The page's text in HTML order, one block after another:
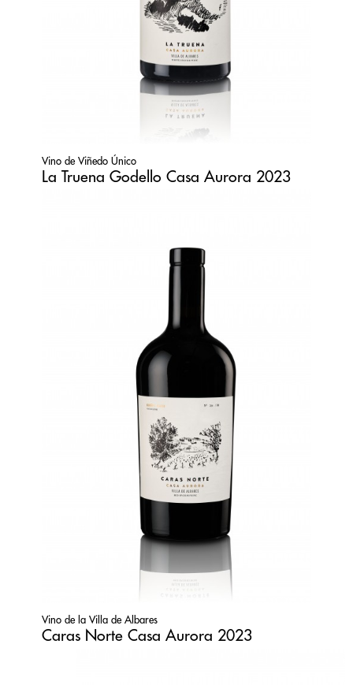
Vino de Viñedo Único
La Truena Godello Casa Aurora 2023
Vino de la Villa de Albares
Caras Norte Casa Aurora 2023